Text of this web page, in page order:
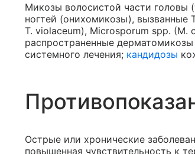
Микозы волосистой части головы
ногтей (онихомикозы), вызванные
T. violaceum), Microsporum spp.
распространенные
системного лечения; кандидозы
Острые или хронические
повышенная чувствительность к